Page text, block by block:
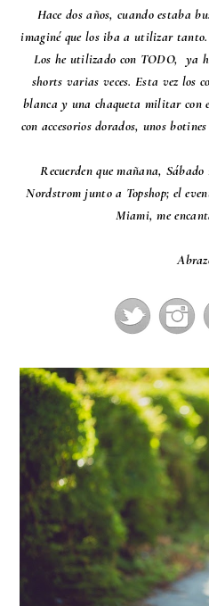
Hace dos años, cuando estaba
imaginé que los iba a utilizar tanto.
Los he utilizado con TODO, ya
shorts varias veces. Esta vez los
blanca y una chaqueta militar con
con accesorios dorados, unos
Recuerden que mañana,
Nordstrom junto a Topshop; el
Miami, me